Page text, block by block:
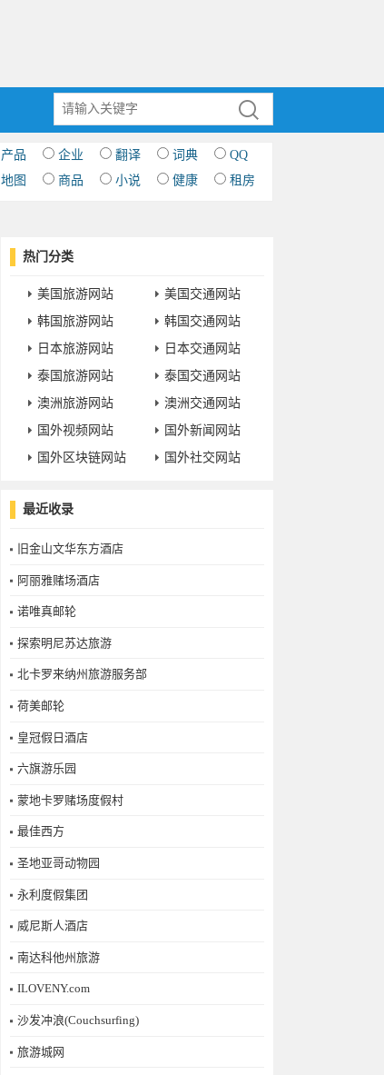
产品 企业 翻译 词典
QQ
地图 商品 小说 健康 租房
热门分类
美国旅游网站
美国交通网站
韩国旅游网站
韩国交通网站
日本旅游网站
日本交通网站
泰国旅游网站
泰国交通网站
澳洲旅游网站
澳洲交通网站
国外视频网站
国外新闻网站
国外区块链网站
国外社交网站
最近收录
旧金山文华东方酒店
阿丽雅赌场酒店
诺唯真邮轮
探索明尼苏达旅游
北卡罗来纳州旅游服务部
荷美邮轮
皇冠假日酒店
六旗游乐园
蒙地卡罗赌场度假村
最佳西方
圣地亚哥动物园
永利度假集团
威尼斯人酒店
南达科他州旅游
ILOVENY.com
沙发冲浪(Couchsurfing)
旅游城网